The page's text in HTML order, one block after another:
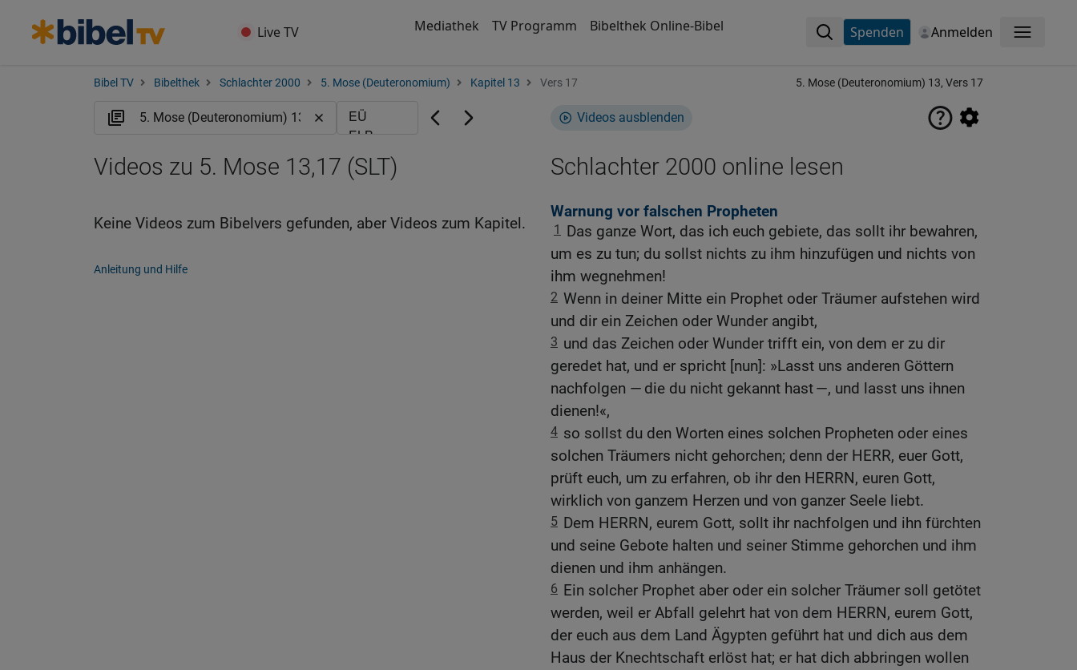
Live TV Mediathek TV Programm Bibelthek Online-Bibel Spenden Anmelden Menü
Bibel TV Bibelthek Schlachter 2000 5. Mose (Deuteronomium) Kapitel 13 Vers 17 5. Mose (Deuteronomium) 13, Vers 17
Videos ausblenden
Schlachter 2000 online lesen
Warnung vor falschen Propheten
1
Das ganze Wort, das ich euch gebiete, das sollt ihr bewahren,
um es zu tun; du sollst nichts zu ihm hinzufügen und nichts von
ihm wegnehmen!
2 Wenn in deiner Mitte ein Prophet oder Träumer aufstehen wird
und dir ein Zeichen oder Wunder angibt,
3 und das Zeichen oder Wunder trifft ein, von dem er zu dir
geredet hat, und er spricht [nun]: »Lasst uns anderen Göttern
nachfolgen — die du nicht gekannt hast —, und lasst uns ihnen
dienen!«,
4 so sollst du den Worten eines solchen Propheten oder eines
solchen Träumers nicht gehorchen; denn der HERR, euer Gott,
prüft euch, um zu erfahren, ob ihr den HERRN, euren Gott,
wirklich von ganzem Herzen und von ganzer Seele liebt.
5 Dem HERRN, eurem Gott, sollt ihr nachfolgen und ihn fürchten
und seine Gebote halten und seiner Stimme gehorchen und ihm
dienen und ihm anhängen.
6 Ein solcher Prophet aber oder ein solcher Träumer soll getötet
werden, weil er Abfall gelehrt hat von dem HERRN, eurem Gott,
der euch aus dem Land Ägypten geführt hat und dich aus dem
Haus der Knechtschaft erlöst hat; er hat dich abbringen wollen
Videos zu 5. Mose 13,17 (SLT)
Keine Videos zum Bibelvers gefunden, aber Videos zum Kapitel.
Anleitung und Hilfe